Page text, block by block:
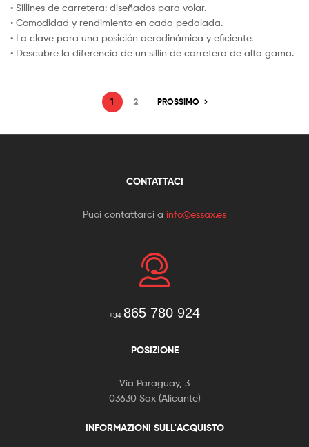
• Sillines de carretera: diseñados para volar.
• Comodidad y rendimiento en cada pedalada.
• La clave para una posición aerodinámica y eficiente.
• Descubre la diferencia de un sillín de carretera de alta gama.
1 2 PROSSIMO
CONTATTACI
Puoi contattarci a info@essax.es
+34 865 780 924
POSIZIONE
Via Paraguay, 3
03630 Sax (Alicante)
INFORMAZIONI SULL'ACQUISTO